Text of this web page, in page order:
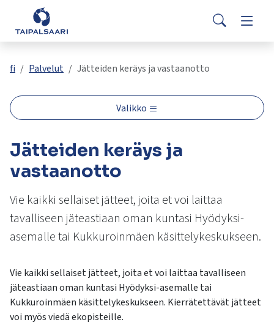
Siirry pääsisältöön
Palaute
Yhteystiedot
Search
Valitse
oleva
ylös-
ja
Siirry
valittuun
hakutulokseen
enteriä.
Kosketuslaitteiden
käyttäjät
kosketus-
ja
pyyhkäisyliikkeitä.
Asuminen ja rakentaminen
Opetus ja kasvatus
Hyvinvointi ja terveys
Kulttuuri ja vapaa-aika
Kunta ja päätöksenteko
Työ ja yrittäminen
fi Palvelut Jätteiden keräys ja vastaanotto
Valikko
Jätteiden keräys ja
vastaanotto
Vie kaikki sellaiset jätteet, joita et voi laittaa
tavalliseen jäteastiaan oman kuntasi Hyödyksi-
asemalle tai Kukkuroinmäen käsittelykeskukseen.
Vie kaikki sellaiset jätteet, joita et voi laittaa tavalliseen
jäteastiaan oman kuntasi Hyödyksi-asemalle tai
Kukkuroinmäen käsittelykeskukseen. Kierrätettävät jätteet
voi myös viedä ekopisteille.